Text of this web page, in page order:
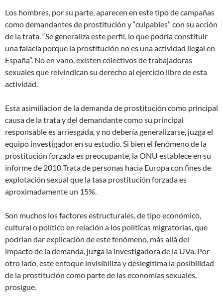
Los hombres, por su parte, aparecen en este tipo de campañas
como demandantes de prostitución y “culpables” con su acción
de la trata. “Se generaliza este perfil, lo que podría constituir
una falacia porque la prostitución no es una actividad ilegal en
España”. No en vano, existen colectivos de trabajadoras
sexuales que reivindican su derecho al ejercicio libre de esta
actividad.
Esta asimiliacion de la demanda de prostitución como principal
causa de la trata y del demandante como su principal
responsable es arriesgada, y no debería generalizarse, juzga el
equipo investigador en su estudio. Si bien el fenómeno de la
prostitución forzada es preocupante, la ONU establece en su
informe de 2010 Trata de personas hacia Europa con fines de
explotación sexual que la tasa prostitución forzada es
aproximadamente un 15%.
Son muchos los factores estructurales, de tipo económico,
cultural o político en relación a los políticas migratorias, que
podrían dar explicación de este fenómeno, más allá del
impacto de la demanda, juzga la investigadora de la UVa. Por
otro lado, este enfoque invisibiliza y deslegitima la posibilidad
de la prostitución como parte de las economías sexuales,
prosigue.